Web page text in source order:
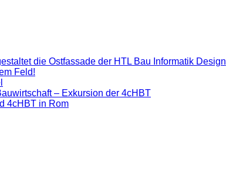
die Ostfassade der HTL Bau Informatik Design
Feld!
– Exkursion der 4cHBT
4cHBT in Rom